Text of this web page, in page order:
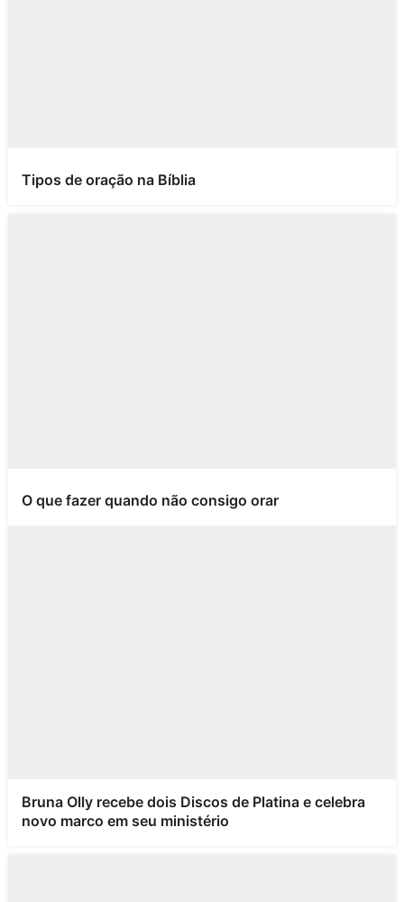
Tipos de oração na Bíblia
O que fazer quando não consigo orar
Bruna Olly recebe dois Discos de Platina e celebra
novo marco em seu ministério